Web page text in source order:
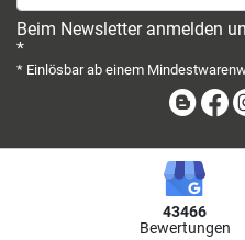
Beim Newsletter anmelden
*
* Einlösbar ab einem
Blog
43466
Bewertungen